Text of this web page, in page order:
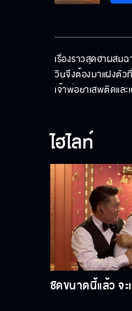
เรื่องราวสุดฮาผสม
วินจึงต้องมาแฝงตัว
เจ้าพ่อยาเสพติดแล
ไฮไลท์
ชัดขนาดนี้แล้ว จะ